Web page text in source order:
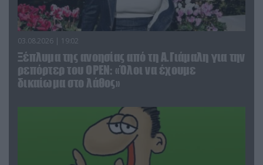
03.08.2026 | 19:02
Ξέπλυμα της ανοησίας από τη Α.Γιάμαλη για την
ρεπόρτερ του ΟΡΕΝ: «Όλοι να έχουμε
δικαίωμα στο λάθος»